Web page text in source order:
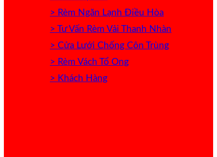
> Rèm Ngăn Lạnh Điều Hòa
> Tư Vấn Rèm Vải Thanh Nhàn
> Cửa Lưới Chống Côn Trùng
> Rèm Vách Tổ Ong
> Khách Hàng